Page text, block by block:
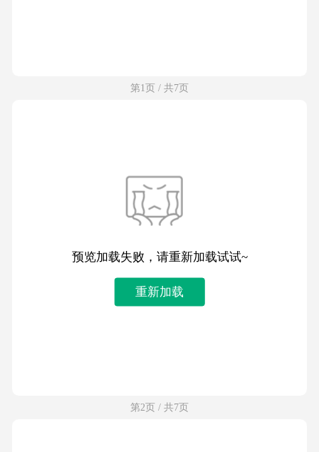
第1页 / 共7页
预览加载失败，请重新加载试试~
重新加载
第2页 / 共7页